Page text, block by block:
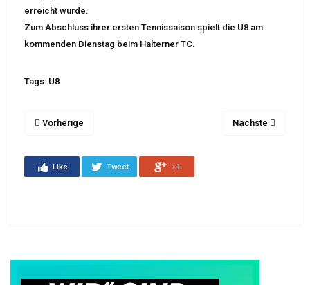
erreicht wurde.
Zum Abschluss ihrer ersten Tennissaison spielt die U8 am
kommenden Dienstag beim Halterner TC.
Tags: U8
Vorherige Nächste
Like Tweet +1